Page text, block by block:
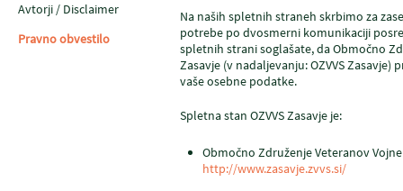
Avtorji / Disclaimer
Pravno obvestilo
Na naših spletnih straneh skrbimo za
potrebe po dvosmerni komunikaciji
spletnih strani soglašate, da Območno
Zasavje (v nadaljevanju: OZVVS
vaše osebne podatke.
Spletna stan OZVVS Zasavje je:
Območno Združenje Veteranov
http://www.zasavje.zvvs.si/